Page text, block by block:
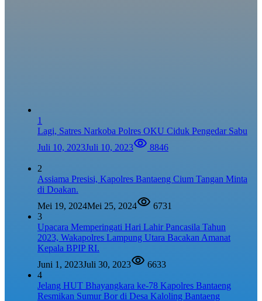
1
Lagi, Satres Narkoba Polres OKU Ciduk Pengedar Sabu
Juli 10, 2023Juli 10, 2023 8846
2
Assiama Presisi, Kapolres Bantaeng Cium Tangan Minta
di Doakan.
Mei 19, 2024Mei 25, 2024
6731
3
Upacara Memperingati Hari Lahir Pancasila Tahun
2023, Wakapolres Lampung Utara Bacakan Amanat
Kepala BPIP RI.
Juni 1, 2023Juli 30, 2023
6633
4
Jelang HUT Bhayangkara ke-78 Kapolres Bantaeng
Resmikan Sumur Bor di Desa Kaloling Bantaeng